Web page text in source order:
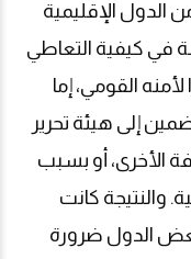
الدول الإقليمية
في كيفية التعاطي
القومي، إما
إلى هيئة تحرير
الأخرى، أو بسبب
والنتيجة كانت
الدول ضرورة